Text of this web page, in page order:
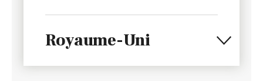
Royaume-Uni